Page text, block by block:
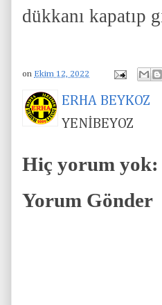
dükkanı kapatıp
on Ekim 12, 2022
ERHA BEYKOZ
YENİBEYOZ
Hiç yorum yok:
Yorum Gönder